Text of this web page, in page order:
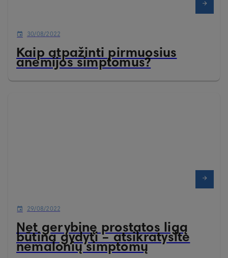
30/08/2022
Kaip atpažinti pirmuosius
anemijos simptomus?
29/08/2022
Net gerybinę prostatos ligą
būtina gydyti – atsikratysite
nemalonių simptomų